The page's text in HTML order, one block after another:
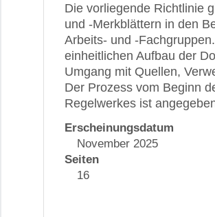
Die vorliegende Richtlinie
und -Merkblättern in den
Arbeits- und -
einheitlichen Aufbau der
Umgang mit Quellen,
Der Prozess vom Beginn
Regelwerkes ist
Erscheinungsdatum
November 2025
Seiten
16